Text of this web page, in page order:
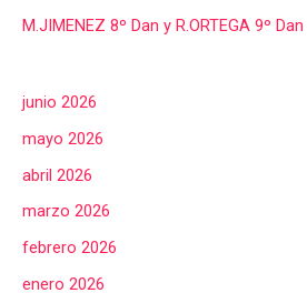
M.JIMENEZ 8º Dan y R.ORTEGA 9º Dan
junio 2026
mayo 2026
abril 2026
marzo 2026
febrero 2026
enero 2026